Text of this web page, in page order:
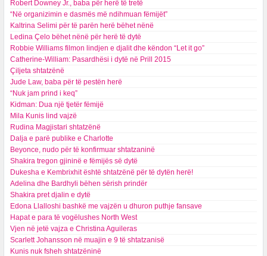
Robert Downey Jr., baba për herë të tretë
“Në organizimin e dasmës më ndihmuan fëmijët”
Kaltrina Selimi për të parën herë bëhet nënë
Ledina Çelo bëhet nënë për herë të dytë
Robbie Williams filmon lindjen e djalit dhe këndon “Let it go”
Catherine-William: Pasardhësi i dytë në Prill 2015
Çiljeta shtatzënë
Jude Law, baba për të pestën herë
“Nuk jam prind i keq”
Kidman: Dua një tjetër fëmijë
Mila Kunis lind vajzë
Rudina Magjistari shtatzënë
Dalja e parë publike e Charlotte
Beyonce, nudo për të konfirmuar shtatzaninë
Shakira tregon gjininë e fëmijës së dytë
Dukesha e Kembrixhit është shtatzënë për të dytën herë!
​Adelina dhe Bardhyli bëhen sërish prindër
Shakira pret djalin e dytë
Edona Llalloshi bashkë me vajzën u dhuron puthje fansave
Hapat e para të vogëlushes North West
Vjen në jetë vajza e Christina Aguileras
Scarlett Johansson në muajin e 9 të shtatzanisë
Kunis nuk fsheh shtatzëninë